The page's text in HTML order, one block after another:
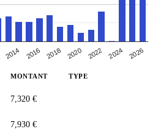
2014 2016 2018 2020 2022 2024 2026
MONTANT TYPE
7,320 €
7,930 €